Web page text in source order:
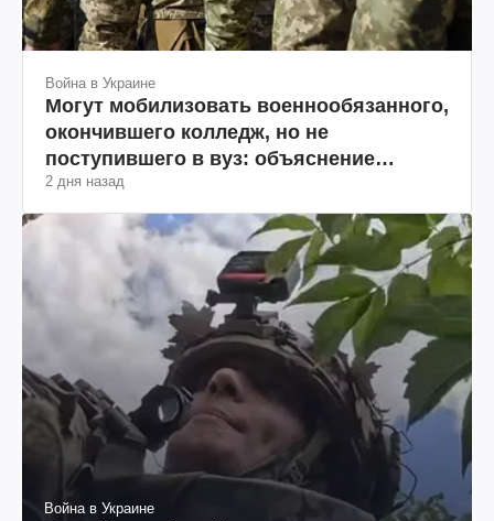
Война в Украине
Могут мобилизовать военнообязанного,
окончившего колледж, но не
поступившего в вуз: объяснение
юриста
2 дня назад
Война в Украине